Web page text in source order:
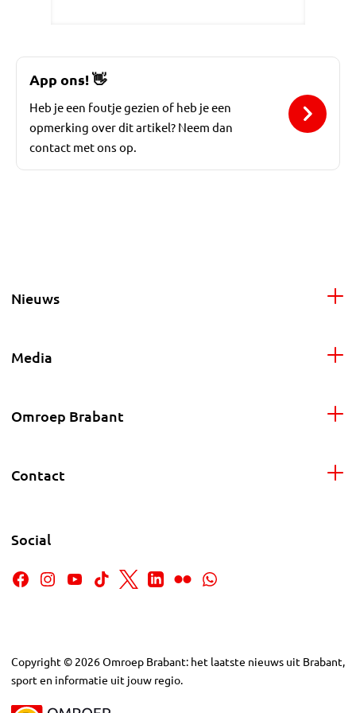
App ons!👋
Heb je een foutje gezien of heb je een
opmerking over dit artikel? Neem dan
contact met ons op.
Nieuws
Media
Omroep Brabant
Contact
Social
Copyright © 2026Omroep Brabant: het laatste nieuws uit Brabant,
sport en informatie uit jouw regio.